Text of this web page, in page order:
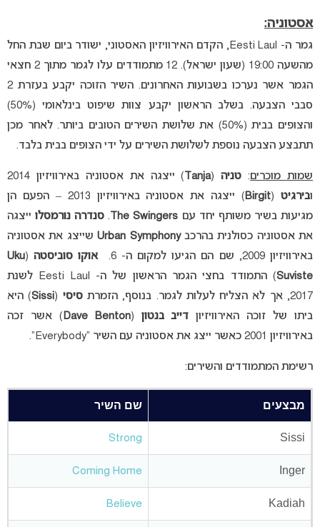
אסטוניה:
גמר ה- Eesti Laul, הקדם האירוויזיון האסטוני, ישודר ביום שבת החל
מהשעה 19:00 (שעון ישראל). 12 מתמודדים עלו לגמר מתוך 2 חצאי
הגמר אשר נערכו בשבועות האחרונים. השיר הזוכה יקבע בעזרת 2
סבבי הצבעה. בשלב הראשון יקבע צוות שיפוט בינלאומי (50%)
והצופים בבית (50%) את שלושת השירים הטובים ביותר. לאחר מכן
תתבצע הצבעה נוספת לשלושת השירים על ידי הצופים בבית בלבד.
שמות מוכרים: טניה(
Tanja
) ייצגה את אסטוניה באירוויזיון 2014
בירגיט(
Birgit
) ייצגה את אסטוניה באירוויזיון 2013 – הפעם הן
מגיעות בשיר משותף יחד עםThe Swingers
. סנדרה נורמסלוייצגה
את אסטוניה כסולנית בהרכב Urban Symphonyשייצג את אסטוניה
באירוויזיון 2009, שם הם הגיעו למקום ה- 6.
אוקו סוביסטה(
Uku
Suviste
) התמודד בחצי הגמר הראשון של ה- Eesti Laul לשנת
2017, אך לא הצליח לעלות לגמר. בנוסף, הזמרת
סיסי(
Sissi) היא
ביתו של זוכה האירוויזיון
דייב בנטון(
Dave Benton) אשר זכה
באירוויזיון 2001 כאשר ייצג את אסטוניה עם השיר “Everybody”.
רשימת המתמודדים והשירים:
מבצעים שם השיר
Sissi
Strong
Inger
Coming Home
Kadiah
Believe